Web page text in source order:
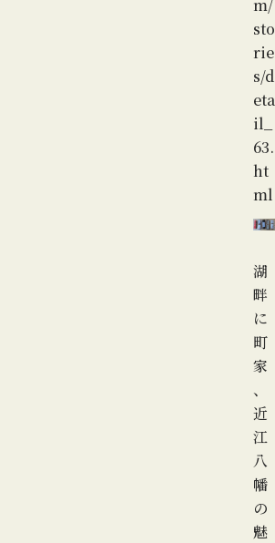
m/
sto
rie
s/d
eta
il_
63.
ht
ml
湖
畔
に
町
家
、
近
江
八
幡
の
魅